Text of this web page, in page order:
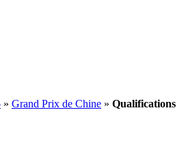
» Grand Prix de Chine » Qualifications